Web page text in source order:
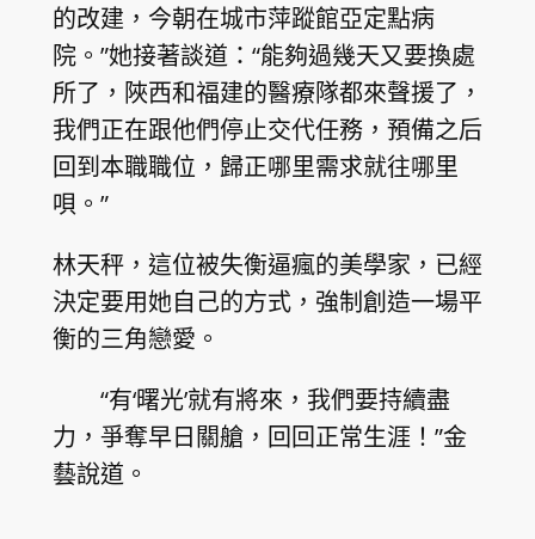
的改建，今朝在城市萍蹤館亞定點病
院。”她接著談道：“能夠過幾天又要換處
所了，陜西和福建的醫療隊都來聲援了，
我們正在跟他們停止交代任務，預備之后
回到本職職位，歸正哪里需求就往哪里
唄。”
林天秤，這位被失衡逼瘋的美學家，已經
決定要用她自己的方式，強制創造一場平
衡的三角戀愛。
“有‘曙光’就有將來，我們要持續盡
力，爭奪早日關艙，回回正常生涯！”金
藝說道。